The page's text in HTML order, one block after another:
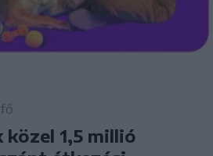
közel 1,5 millió